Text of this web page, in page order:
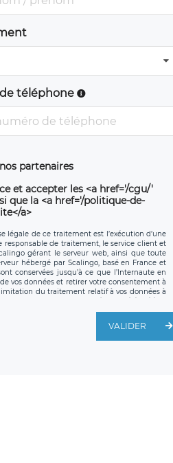
téléphone
partenaires
et accepter les <a href='/cgu/'
que la <a href='/politique-de-
a>
légale de ce traitement est l’exécution d’une
responsable de traitement, le service client et
gérant le serveur web, ainsi que toute
hébergé par Scalingo, basé en France et
conservées jusqu’à ce que l’Internaute en
vos données et retirer votre consentement à
du traitement relatif à vos données à
exercer ces droits auprès du délégué à la
et est joignable à l’adresse mail suivante :
le droit d’introduire une réclamation
VALIDER